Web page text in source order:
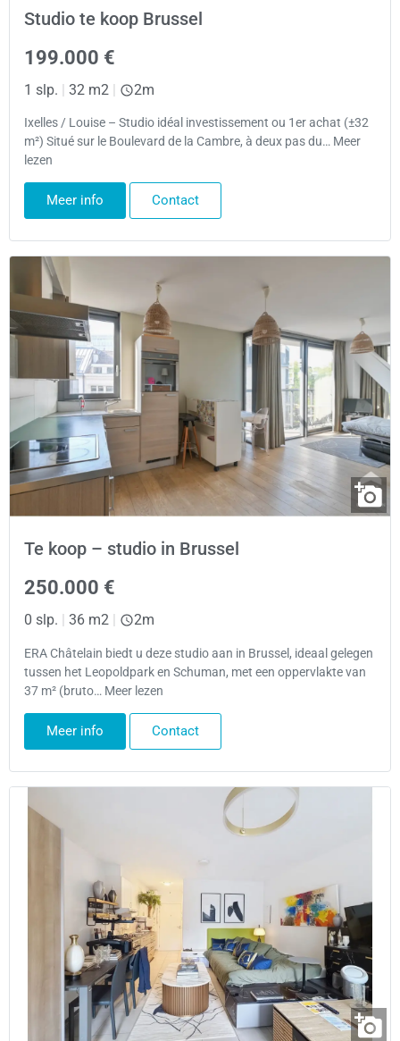
Studio te koop Brussel
199.000 €
1 slp. | 32 m2 | 2m
Ixelles / Louise – Studio idéal investissement ou 1er achat (±32
m²) Situé sur le Boulevard de la Cambre, à deux pas du… Meer
lezen
Meer info Contact
Te koop – studio in Brussel
250.000 €
0 slp. 36 m2 2m
ERA Châtelain biedt u deze studio aan in Brussel, ideaal gelegen
tussen het Leopoldpark en Schuman, met een oppervlakte van
37 m² (bruto… Meer lezen
Meer info Contact